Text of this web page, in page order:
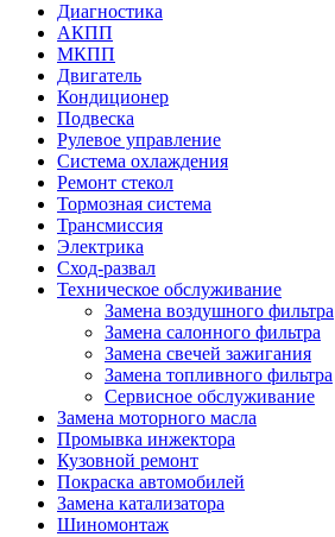
Меню
Ремонт
слева
Диагностика
АКПП
МКПП
Двигатель
Кондиционер
Подвеска
Рулевое управление
Система охлаждения
Ремонт стекол
Тормозная система
Трансмиссия
Электрика
Сход-развал
Техническое обслуживание
Замена воздушного фильтра
Замена салонного фильтра
Замена свечей зажигания
Замена топливного фильтра
Сервисное обслуживание
Замена моторного масла
Промывка инжектора
Кузовной ремонт
Покраска автомобилей
Замена катализатора
Шиномонтаж